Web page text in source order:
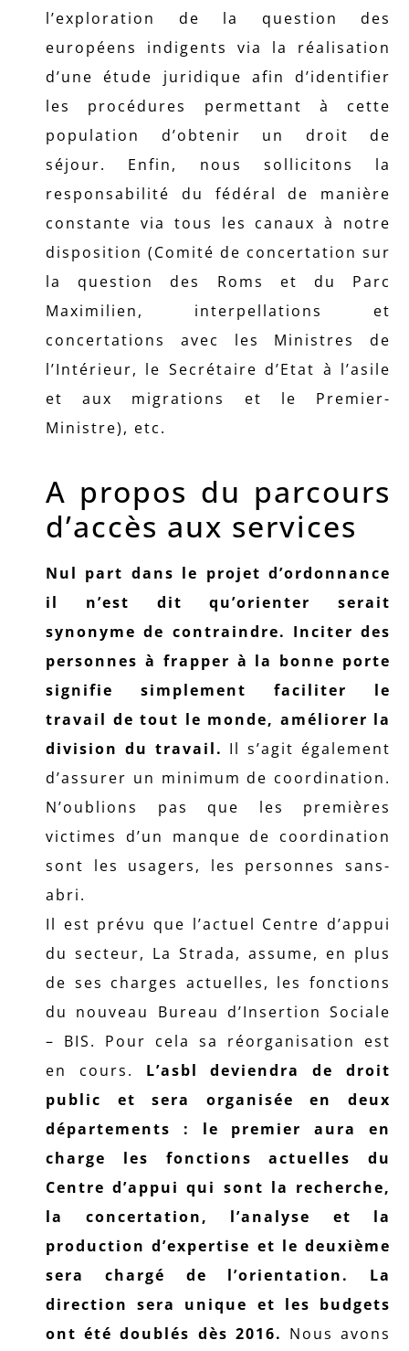
l’exploration de la question des
européens indigents via la réalisation
d’une étude juridique afin d’identifier
les procédures permettant à cette
population d’obtenir un droit de
séjour. Enfin, nous sollicitons la
responsabilité du fédéral de manière
constante via tous les canaux à notre
disposition (Comité de concertation sur
la question des Roms et du Parc
Maximilien, interpellations et
concertations avec les Ministres de
l’Intérieur, le Secrétaire d’Etat à l’asile
et aux migrations et le Premier-
Ministre), etc.
A propos du parcours
d’accès aux services
Nul part dans le projet d’ordonnance
il n’est dit qu’orienter serait
synonyme de contraindre. Inciter des
personnes à frapper à la bonne porte
signifie simplement faciliter le
travail de tout le monde, améliorer la
division du travail. Il s’agit également
d’assurer un minimum de coordination.
N’oublions pas que les premières
victimes d’un manque de coordination
sont les usagers, les personnes sans-
abri.
Il est prévu que l’actuel Centre d’appui
du secteur, La Strada, assume, en plus
de ses charges actuelles, les fonctions
du nouveau Bureau d’Insertion Sociale
– BIS. Pour cela sa réorganisation est
en cours. L’asbl deviendra de droit
public et sera organisée en deux
départements : le premier aura en
charge les fonctions actuelles du
Centre d’appui qui sont la recherche,
la concertation, l’analyse et la
production d’expertise et le deuxième
sera chargé de l’orientation. La
direction sera unique et les budgets
ont été doublés dès 2016. Nous avons